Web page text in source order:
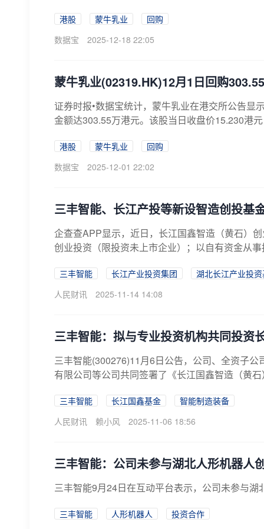
港股 蒙牛乳业
回购
数据宝
2025-12-18 22:05
蒙牛乳业(02319.HK)12月1日回购
证券时报•数据宝统计，蒙牛乳业在港交所公告
金额达303.55万港元。该股当日收盘价15.230港
港股 蒙牛乳业
回购
数据宝
2025-12-01 22:02
三丰智能、长江产投等新设智造创投基
企查查APP显示，近日，长江国鑫智造（黄石）
创业投资（限投资未上市企业）；以自有资金从
三丰智能 长江产业投资集团
湖北长江产业投
人民财讯
2025-11-14 14:08
三丰智能：拟与专业投资机构共同投资
三丰智能(300276)11月6日公告，公司、全资子
有限公司等公司共同签署了《长江国鑫智造（黄
三丰智能 长江国鑫基金
智能制造装备
人民财讯
赖小风 2025-11-06 18:56
三丰智能：公司未参与湖北人形机器人
三丰智能9月24日在互动平台表示，公司未参与
三丰智能 人形机器人
投资合作